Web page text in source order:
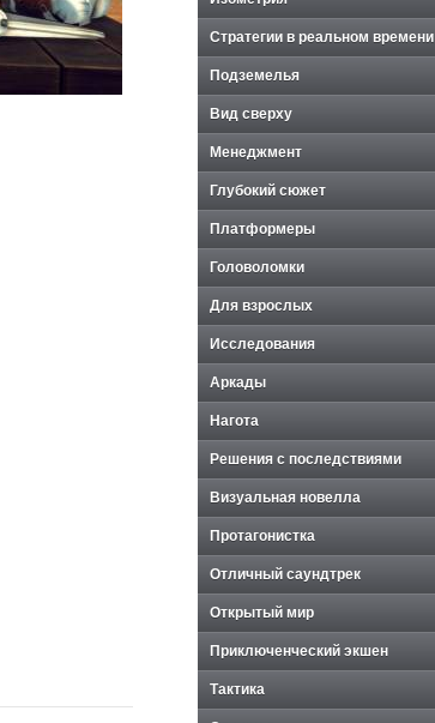
Стратегии в реальном времени
Подземелья
Вид сверху
Менеджмент
Глубокий сюжет
Платформеры
Головоломки
Для взрослых
Исследования
Аркады
Нагота
Решения с последствиями
Визуальная новелла
Протагонистка
Отличный саундтрек
Открытый мир
Приключенческий экшен
Тактика